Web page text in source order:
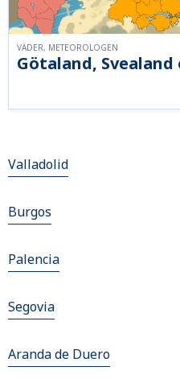
Götaland,
VÄDER, METEOROLOGEN
Valladolid
Burgos
Palencia
Segovia
Aranda de Duero